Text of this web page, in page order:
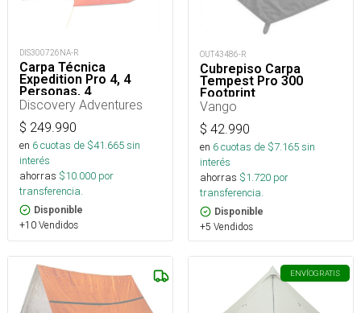
DIS300726NA-R
Carpa Técnica
Expedition Pro 4, 4
Personas, 4
Estaciones 5000mm
Discovery Adventures
$ 249.990
en 6cuotas de $41.665sin
interés
ahorras $10.000 por
transferencia.
Disponible
+10 Vendidos
OUT43486-R
Cubrepiso Carpa
Tempest Pro 300
Footprint
Vango
$ 42.990
en 6cuotas de $7.165sin
interés
ahorras $1.720 por
transferencia.
Disponible
+5 Vendidos
ENVÍOGRATIS